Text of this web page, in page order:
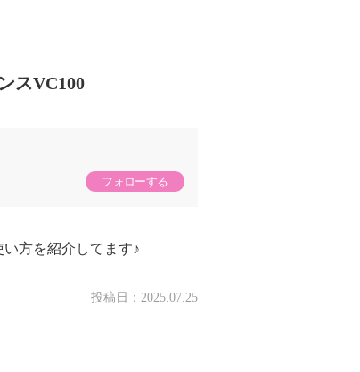
スVC100
フォローする
方を紹介してます♪
投稿日： 2025.07.25